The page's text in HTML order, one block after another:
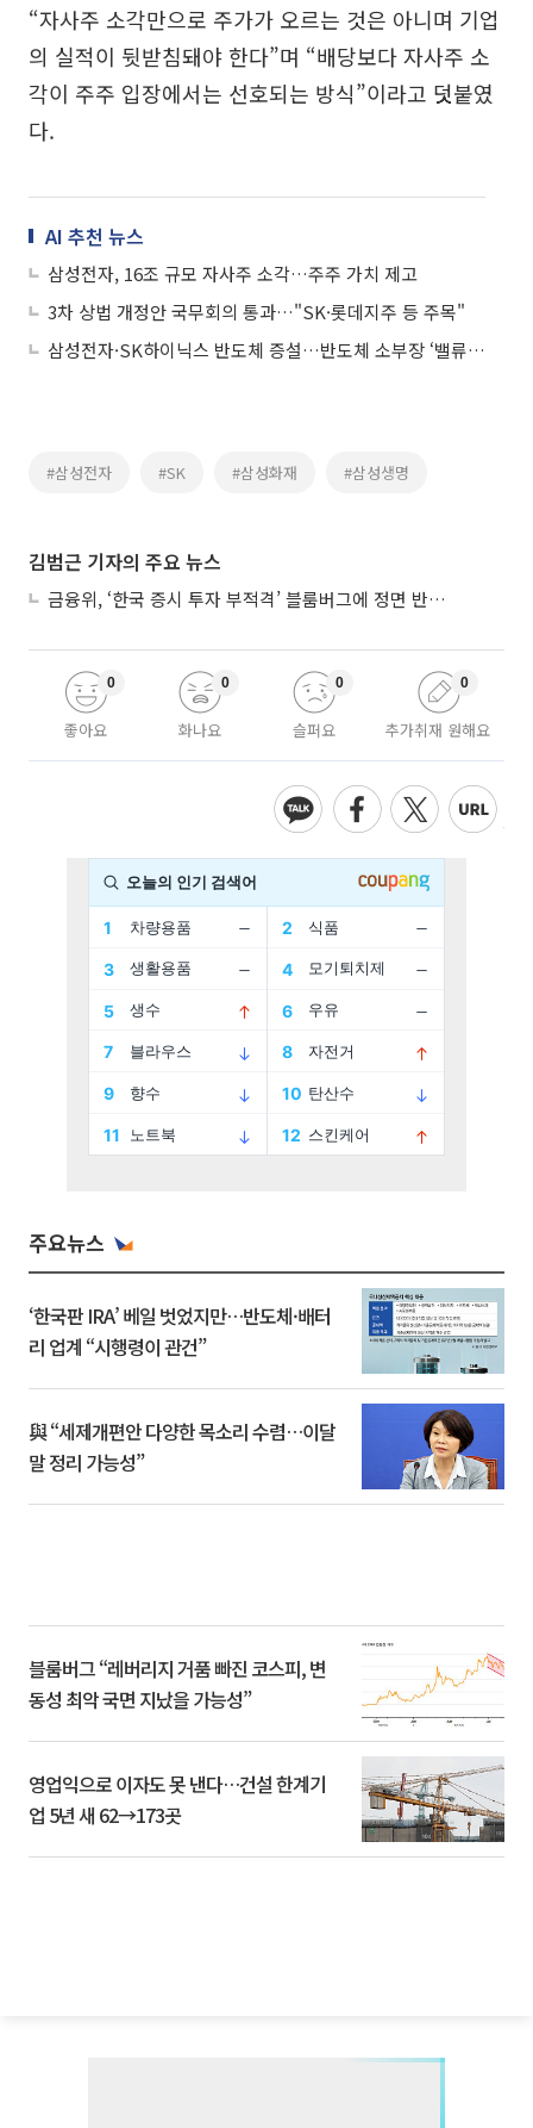
“자사주 소각만으로 주가가 오르는 것은 아니며 기업
의 실적이 뒷받침돼야 한다”며 “배당보다 자사주 소
각이 주주 입장에서는 선호되는 방식”이라고 덧붙였
다.
AI 추천 뉴스
삼성전자, 16조 규모 자사주 소각…주주 가치 제고
3차 상법 개정안 국무회의 통과…"SK·롯데지주 등 주목"
삼성전자·SK하이닉스 반도체 증설…반도체 소부장 ‘밸류에이션 리레이팅’ 기대
#삼성전자 #SK #삼성화재 #삼성생명
김범근 기자의 주요 뉴스
금융위, ‘한국 증시 투자 부적격’ 블룸버그에 정면 반박…“근거 불분명”
좋아요
0
화나요
0
슬퍼요
0
추가취재 원해요
0
주요뉴스
‘한국판 IRA’ 베일 벗었지만…반도체·배터
리 업계 “시행령이 관건”
與 “세제개편안 다양한 목소리 수렴…이달
말 정리 가능성”
블룸버그 “레버리지 거품 빠진 코스피, 변
동성 최악 국면 지났을 가능성”
영업익으로 이자도 못 낸다…건설 한계기
업 5년 새 62→173곳